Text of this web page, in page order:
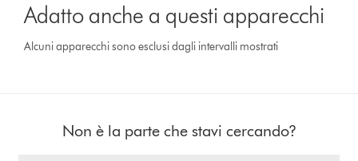
Adatto anche a questi apparecchi
Alcuni apparecchi sono esclusi dagli intervalli mostrati
Non è la parte che stavi cercando?